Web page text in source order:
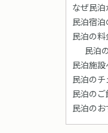
なぜ民
民泊宿
民泊の料
民泊
民泊施
民泊の
民泊の
民泊の